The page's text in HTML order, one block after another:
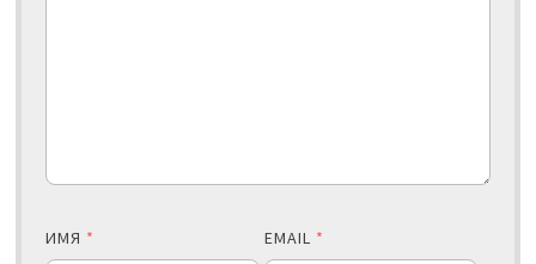
ИМЯ * EMAIL *